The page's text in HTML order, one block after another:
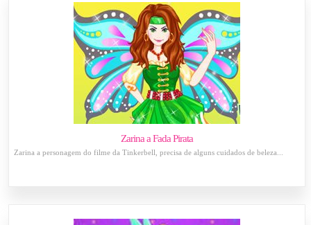
Zarina a Fada Pirata
Zarina a personagem do filme da Tinkerbell, precisa de alguns cuidados de beleza...